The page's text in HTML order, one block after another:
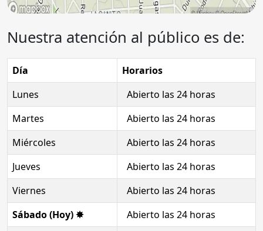
Nuestra atención al público es de:
Día
Horarios
Lunes
Abierto las 24 horas
Martes
Abierto las 24 horas
Miércoles
Abierto las 24 horas
Jueves
Abierto las 24 horas
Viernes
Abierto las 24 horas
Sábado (Hoy) ✸
Abierto las 24 horas